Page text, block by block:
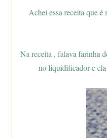
Achei essa receita que
Na receita , falava farinha
no liquidificador e ela